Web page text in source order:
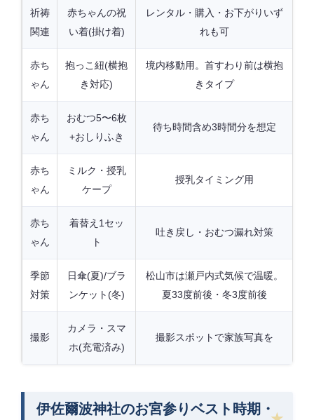
祈祷
関連
赤ちゃんの祝
い着(掛け着)
レンタル・購入・お下がりいず
れも可
赤ち
ゃん
抱っこ紐(横抱
き対応)
境内移動用。首すわり前は横抱
きタイプ
赤ち
ゃん
おむつ5〜6枚
+おしりふき
待ち時間含め3時間分を想定
赤ち
ゃん
ミルク・授乳
ケープ
授乳タイミング用
赤ち
ゃん
着替え1セッ
ト
吐き戻し・おむつ漏れ対策
季節
対策
日傘(夏)/ブラ
ンケット(冬)
松山市は瀬戸内式気候で温暖。
夏33度前後・冬3度前後
撮影
カメラ・スマ
ホ(充電済み)
撮影スポットで家族写真を
伊佐爾波神社のお宮参りベスト時期・